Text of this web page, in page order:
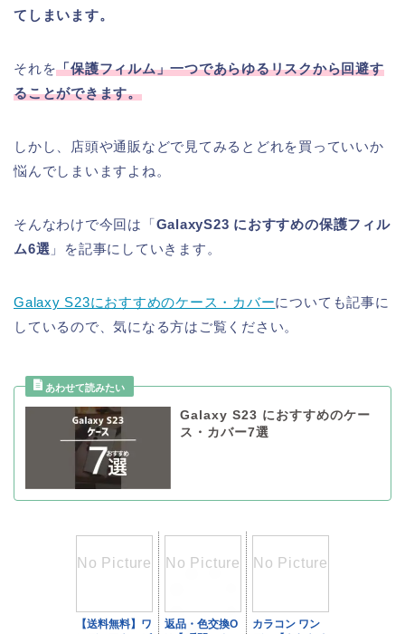
てしまいます。
それを「保護フィルム」一つであらゆるリスクから回避す
ることができます。
しかし、店頭や通販などで見てみるとどれを買っていいか
悩んでしまいますよね。
そんなわけで今回は「GalaxyS23 におすすめの保護フィル
ム6選 」を記事にしていきます。
Galaxy S23におすすめのケース・カバーについても記事に
しているので、気になる方はご覧ください。
Galaxy S23 におすすめのケー
ス・カバー7選